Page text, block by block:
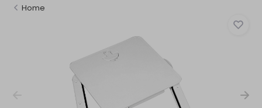
Home